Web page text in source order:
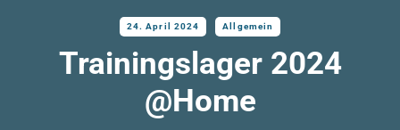
24. April 2024 Allgemein
Trainingslager 2024
@Home